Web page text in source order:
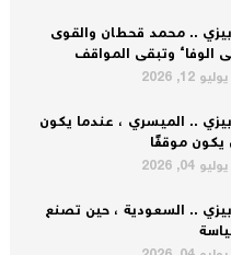
.. محمد قحطان والقوى
وتبقى المواقف
2026
.. الميسري ، عندما يكون
موقفًا
2026
.. السعودية ، حين تصنع